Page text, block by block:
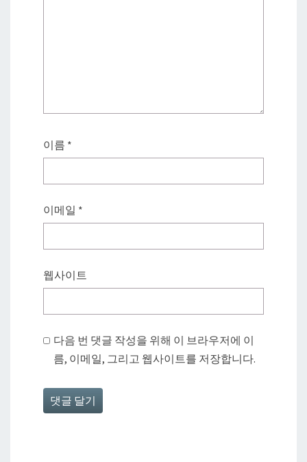
이름 *
이메일 *
웹사이트
다음 번 댓글 작성을 위해 이 브라우저에 이
름, 이메일, 그리고 웹사이트를 저장합니다.